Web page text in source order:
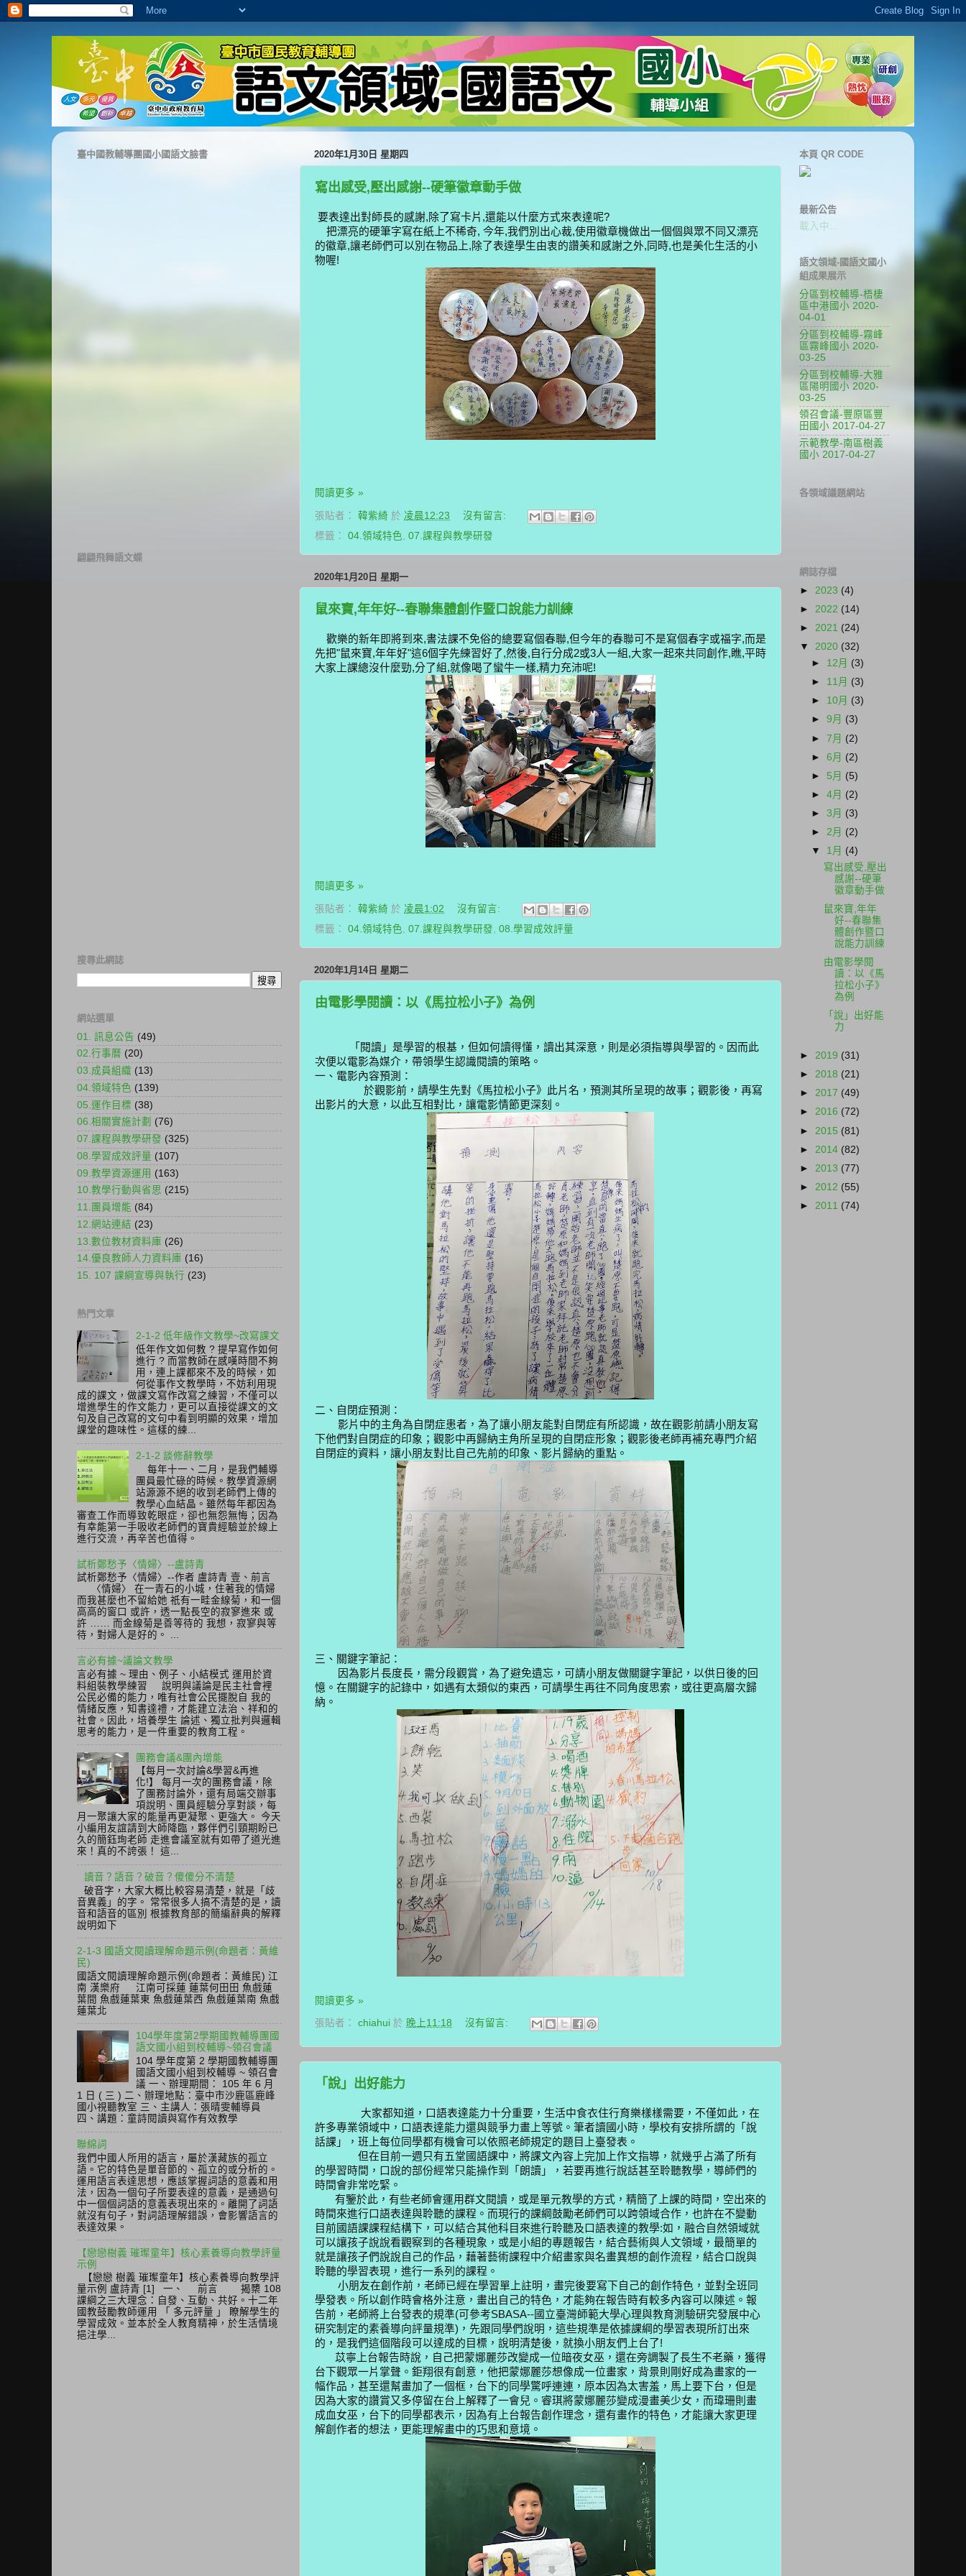
2020年1月30日 星期四
寫出感受,壓出感謝--硬筆徽章動手做
要表達出對師長的感謝,除了寫卡片,還能以什麼方式來表達呢?
把漂亮的硬筆字寫在紙上不稀奇, 今年,我們別出心裁,使用徽章機做出一個個與眾不同又漂亮
的徽章,讓老師們可以別在物品上,除了表達學生由衷的讚美和感謝之外,同時,也是美化生活的小
物喔!
閱讀更多 »
張貼者： 韓紫綺 於 凌晨12:23
沒有留言:
標籤： 04.領域特色 07.課程與教學研發
2020年1月20日 星期一
鼠來寶,年年好--春聯集體創作暨口說能力訓練
歡樂的新年即將到來,書法課不免俗的總要寫個春聯,但今年的春聯可不是寫個春字或福字,而是
先把"鼠來寶,年年好"這6個字先練習好了,然後,自行分成2或3人一組,大家一起來共同創作,瞧,平時
大家上課總沒什麼勁,分了組,就像喝了蠻牛一樣,精力充沛呢!
閱讀更多 »
張貼者： 韓紫綺 於 凌晨1:02
沒有留言:
標籤： 04.領域特色 07.課程與教學研發 08.學習成效評量
2020年1月14日 星期二
由電影學閱讀：以《馬拉松小子》為例
「閱讀」是學習的根基，但如何讀得懂，讀出其深意，則是必須指導與學習的。因而此
次便以電影為媒介，帶領學生認識閱讀的策略。
一、電影內容預測：
於觀影前，請學生先對 《馬拉松小子》此片名，預測其所呈現的故事；觀影後，再寫
出影片的大意，以此互相對比，讓電影情節更深刻。
二、自閉症預測：
影片中的主角為自閉症患者，為了讓小朋友能對自閉症有所認識，故在觀影前請小朋友寫
下他們對自閉症的印象；觀影中再歸納主角所呈現的自閉症形象； 觀影後老師再補充專門介紹
自閉症的資料，讓小朋友對比自己先前的印象、影片歸納的重點。
三、關鍵字筆記：
因為影片長度長，需分段觀賞，為了避免遺忘，可請小朋友做關鍵字筆記，以供日後的回
憶。在關鍵字的記錄中，如遇有太類似的東西，可請學生再往不同角度思索，或往更高層次歸
納。
閱讀更多 »
張貼者： chiahui 於 晚上11:18 沒有留言:
「說」出好能力
大家都知道，口語表達能力十分重要，生活中食衣住行育樂樣樣需要，不僅如此，在
許多專業領域中，口語表達能力還與競爭力畫上等號。筆者讀國小時，學校有安排所謂的「說
話課」，班上每位同學都有機會可以依照老師規定的題目上臺發表。
但在目前一週只有五堂國語課中，將課文內容上完加上作文指導，就幾乎占滿了所有
的學習時間，口說的部份經常只能操作到「朗讀」，若要再進行說話甚至聆聽教學，導師們的
時間會非常吃緊。
有鑒於此，有些老師會運用群文閱讀，或是單元教學的方式，精簡了上課的時間，空出來的
時間來進行口語表達與聆聽的課程。而現行的課綱鼓勵老師們可以跨領域合作，也許在不變動
目前國語課課程結構下，可以結合其他科目來進行聆聽及口語表達的教學:如，融合自然領域就
可以讓孩子說說看觀察到的各種現象，或是小組的專題報告，結合藝術與人文領域，最簡單的
就是讓孩子們說說自己的作品， 藉著藝術課程中介紹畫家與名畫異想的創作流程，結合口說與
聆聽的學習表現，進行一系列的課程。
小朋友在創作前，老師已經在學習單上註明，畫完後要寫下自己的創作特色，並對全班同
學發表。所以創作時會格外注意，畫出自己的特色，才能夠在報告時有較多內容可以陳述。報
告前，老師將上台發表的規準(可參考SBASA--國立臺灣師範大學心理與教育測驗研究發展中心
研究制定的素養導向評量規準) ，先跟同學們說明，這些規準是依據課綱的學習表現所訂出來
的，是我們這個階段可以達成的目標，說明清楚後，就換小朋友們上台了!
苡寧上台報告時說，自己把蒙娜麗莎改變成一位暗夜女巫，還在旁調製了長生不老藥，獲得
台下觀眾一片掌聲。鉅翔很有創意，他把蒙娜麗莎想像成一位畫家，背景則剛好成為畫家的一
幅作品，甚至還幫畫加了一個框，台下的同學驚呼連連，原本因為太害羞，馬上要下台，但是
因為大家的讚賞又多停留在台上解釋了一會兒。睿琪將蒙娜麗莎變成漫畫美少女，而瑋珊則畫
成血女巫，台下的同學都表示，因為有上台報告創作理念，還有畫作的特色，才能讓大家更理
解創作者的想法，更能理解畫中的巧思和意境。
臺中國教輔導團國小國語文臉書
翩翩飛舞語文蝶
搜尋此網誌
網站選單
01. 訊息公告 (49)
02.行事曆 (20)
03.成員組織 (13)
04.領域特色 (139)
05.運作目標 (38)
06.相關實施計劃 (76)
07.課程與教學研發 (325)
08.學習成效評量 (107)
09.教學資源運用 (163)
10.教學行動與省思 (215)
11.團員增能 (84)
12.網站連結 (23)
13.數位教材資料庫 (26)
14.優良教師人力資料庫 (16)
15. 107 課綱宣導與執行 (23)
熱門文章
2-1-2 低年級作文教學~改寫課文
低年作文如何教 ? 提早寫作如何
進行 ? 而當教師在感嘆時間不夠
用，連上課都來不及的時候，如
何從事作文教學時，不妨利用現
成的課文，做課文寫作改寫之練習，不僅可以
增進學生的作文能力，更可以直接從課文的文
句及自己改寫的文句中看到明顯的效果，增加
課堂的趣味性。這樣的練...
2-1-2 談修辭教學
每年十一、二月，是我們輔導
團員最忙碌的時候。教學資源網
站源源不絕的收到老師們上傳的
教學心血結晶。雖然每年都因為
審查工作而導致乾眼症，卻也無怨無悔；因為
有幸能第一手吸收老師們的寶貴經驗並於線上
進行交流，再辛苦也值得。
試析鄭愁予〈情婦〉--盧詩青
試析鄭愁予〈情婦〉--作者 盧詩青 壹、前言
〈情婦〉 在一青石的小城，住著我的情婦
而我甚麼也不留給她 祇有一畦金線菊，和一個
高高的窗口 或許，透一點長空的寂寥進來 或
許 …… 而金線菊是善等待的 我想，寂寥與等
待，對婦人是好的。 ...
言必有據~議論文教學
言必有據 ~ 理由、例子、小結模式 運用於資
料組裝教學練習 說明與議論是民主社會裡
公民必備的能力，唯有社會公民擺脫自 我的
情緒反應，知書達禮，才能建立法治、祥和的
社會。因此，培養學生 論述、獨立批判與邏輯
思考的能力，是一件重要的教育工程。
團務會議&團內增能
【每月一次討論&學習&再進
化!】 每月一次的團務會議，除
了團務討論外，還有局端交辦事
項說明、團員經驗分享對談，每
月一聚讓大家的能量再更凝聚、更強大。 今天
小編用友誼請到大師降臨，夥伴們引頸期盼已
久的簡鈺珣老師 走進會議室就有如帶了道光進
來！真的不誇張！ 這...
讀音？語音？破音？傻傻分不清楚
破音字，大家大概比較容易清楚，就是「歧
音異義」的字。 常常很多人搞不清楚的是，讀
音和語音的區別 根據教育部的簡編辭典的解釋
說明如下
2-1-3 國語文閱讀理解命題示例(命題者：黃維
民)
國語文閱讀理解命題示例(命題者：黃維民) 江
南 漢樂府 江南可採蓮 蓮葉何田田 魚戲蓮
葉間 魚戲蓮葉東 魚戲蓮葉西 魚戲蓮葉南 魚戲
蓮葉北
104學年度第2學期國教輔導團國
語文國小組到校輔導~領召會議
104 學年度第 2 學期國教輔導團
國語文國小組到校輔導 ~ 領召會
議 一、辦理期間： 105 年 6 月
1 日 ( 三 ) 二、辦理地點：臺中市沙鹿區鹿峰
國小視聽教室 三、主講人：張晴雯輔導員
四、講題：童詩閱讀與寫作有效教學
聯綿詞
我們中國人所用的語言，屬於漢藏族的孤立
語。它的特色是單音節的、孤立的或分析的。
運用語言表達思想，應該掌握詞語的意義和用
法，因為一個句子所要表達的意義，是通過句
中一個個詞語的意義表現出來的。離開了詞語
就沒有句子，對詞語理解錯誤，會影響語言的
表達效果。
【戀戀樹義 璀璨童年】核心素養導向教學評量
示例
【戀戀 樹義 璀璨童年】核心素養導向教學評
量示例 盧詩青 [1] 一、 前言 揭櫫 108
課綱之三大理念：自發、互動、共好。十二年
國教鼓勵教師運用 「 多元評量 」 瞭解學生的
學習成效。並本於全人教育精神，於生活情境
挹注學...
本頁 QR CODE
最新公告
載入中…
語文領域-國語文國小
組成果展示
分區到校輔導-梧棲
區中港國小 2020-
04-01
分區到校輔導-霧峰
區霧峰國小 2020-
03-25
分區到校輔導-大雅
區陽明國小 2020-
03-25
領召會議-豐原區豐
田國小 2017-04-27
示範教學-南區樹義
國小 2017-04-27
各領域議題網站
網誌存檔
► 2023 (4)
► 2022 (14)
► 2021 (24)
▼ 2020 (32)
► 12月 (3)
► 11月 (3)
► 10月 (3)
►9月 (3)
►7月 (2)
►6月 (2)
► 5月 (5)
►4月 (2)
►3月 (3)
►2月 (2)
▼ 1月 (4)
寫出感受,壓出
感謝--硬筆
徽章動手做
鼠來寶,年年
好--春聯集
體創作暨口
說能力訓練
由電影學閱
讀：以《馬
拉松小子》
為例
「說」出好能
力
► 2019 (31)
► 2018 (21)
► 2017 (49)
► 2016 (72)
► 2015 (81)
► 2014 (82)
► 2013 (77)
► 2012 (55)
► 2011 (74)